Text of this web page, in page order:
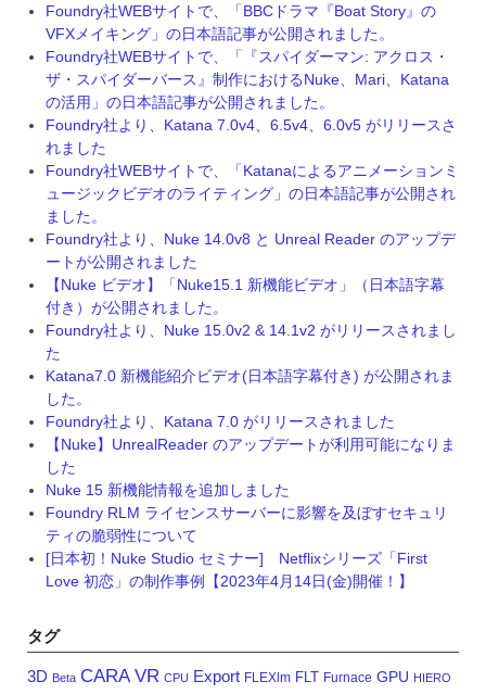
Foundry社WEBサイトで、「BBCドラマ『Boat Story』の
VFXメイキング」の日本語記事が公開されました。
Foundry社WEBサイトで、「『スパイダーマン: アクロス・
ザ・スパイダーバース』制作におけるNuke、Mari、Katana
の活用」の日本語記事が公開されました。
Foundry社より、Katana 7.0v4、6.5v4、6.0v5 がリリースさ
れました
Foundry社WEBサイトで、「Katanaによるアニメーションミ
ュージックビデオのライティング」の日本語記事が公開され
ました。
Foundry社より、Nuke 14.0v8 と Unreal Reader のアップデ
ートが公開されました
【Nuke ビデオ】「Nuke15.1 新機能ビデオ」（日本語字幕
付き）が公開されました。
Foundry社より、Nuke 15.0v2 & 14.1v2 がリリースされまし
た
Katana7.0 新機能紹介ビデオ(日本語字幕付き) が公開されま
した。
Foundry社より、Katana 7.0 がリリースされました
【Nuke】UnrealReader のアップデートが利用可能になりま
した
Nuke 15 新機能情報を追加しました
Foundry RLM ライセンスサーバーに影響を及ぼすセキュリ
ティの脆弱性について
[日本初！Nuke Studio セミナー] Netflixシリーズ「First
Love 初恋」の制作事例【2023年4月14日(金)開催！】
タグ
3D Beta CARA VR CPU Export FLEXlm FLT Furnace GPU HIERO